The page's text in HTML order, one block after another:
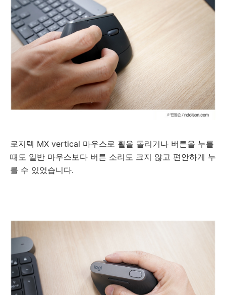
로지텍 MX vertical 마우스로 휠을 돌리거나 버튼을 누를
때도 일반 마우스보다 버튼 소리도 크지 않고 편안하게 누
를 수 있었습니다.